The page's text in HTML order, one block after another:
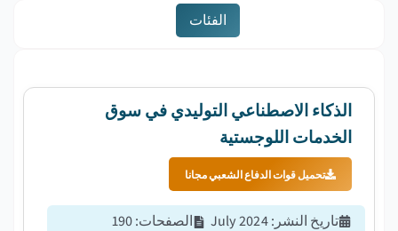
الفئات
الذكاء الاصطناعي التوليدي في سوق
الخدمات اللوجستية
تحميل قوات الدفاع الشعبي مجانا
تاريخ النشر :
July 2024 الصفحات:
190